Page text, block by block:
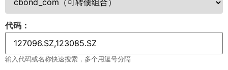
代码：
输入代码或名称快速搜索，多个用逗号分隔